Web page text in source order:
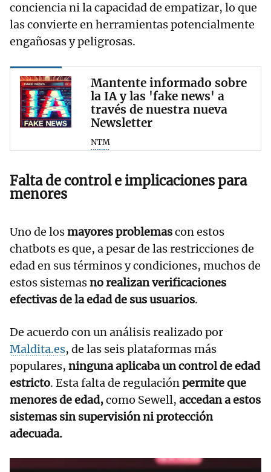
conciencia ni la capacidad de empatizar, lo que
las convierte en herramientas potencialmente
engañosas y peligrosas.
Mantente informado sobre
la IA y las 'fake news' a
través de nuestra nueva
Newsletter
NTM
Falta de control e implicaciones para
menores
Uno de losmayores problemascon estos
chatbots es que, a pesar de las restricciones de
edad en sus términos y condiciones, muchos de
estos sistemasno realizan verificaciones
efectivas de la edad de sus usuarios.
De acuerdo con un análisis realizado por
Maldita.es, de las seis plataformas más
populares, ninguna aplicaba un control de edad
estricto. Esta falta de regulaciónpermite que
menores de edad,como Sewell, accedan a estos
sistemas sin supervisión ni protección
adecuada.